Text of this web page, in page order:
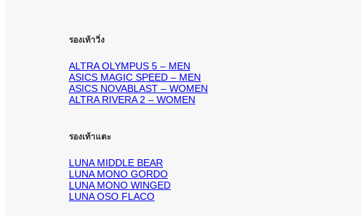
รองเท้าวิ่ง
ALTRA OLYMPUS 5 – MEN
ASICS MAGIC SPEED – MEN
ASICS NOVABLAST – WOMEN
ALTRA RIVERA 2 – WOMEN
รองเท้าแตะ
LUNA MIDDLE BEAR
LUNA MONO GORDO
LUNA MONO WINGED
LUNA OSO FLACO